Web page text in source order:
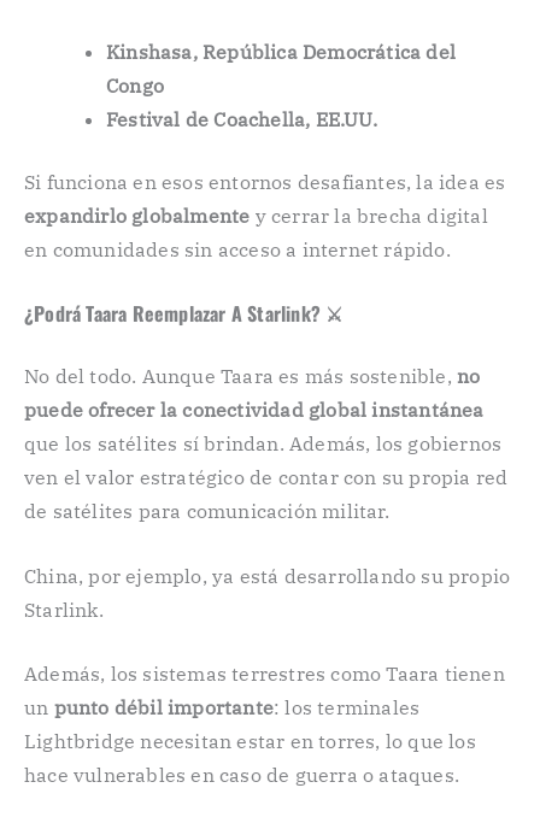
Kinshasa, República Democrática del
Congo
Festival de Coachella, EE.UU.
Si funciona en esos entornos desafiantes, la idea es
expandirlo globalmente y cerrar la brecha digital
en comunidades sin acceso a internet rápido.
¿Podrá Taara Reemplazar A Starlink? ⚔️
No del todo. Aunque Taara es más sostenible, no
puede ofrecer la conectividad global instantánea
que los satélites sí brindan. Además, los gobiernos
ven el valor estratégico de contar con su propia red
de satélites para comunicación militar.
China, por ejemplo, ya está desarrollando su propio
Starlink.
Además, los sistemas terrestres como Taara tienen
un punto débil importante: los terminales
Lightbridge necesitan estar en torres, lo que los
hace vulnerables en caso de guerra o ataques.